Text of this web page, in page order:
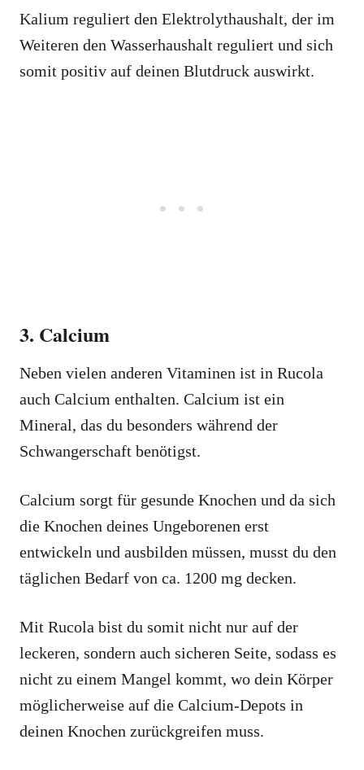
Kalium reguliert den Elektrolythaushalt, der im
Weiteren den Wasserhaushalt reguliert und sich
somit positiv auf deinen Blutdruck auswirkt.
3. Calcium
Neben vielen anderen Vitaminen ist in Rucola
auch Calcium enthalten. Calcium ist ein
Mineral, das du besonders während der
Schwangerschaft benötigst.
Calcium sorgt für gesunde Knochen und da sich
die Knochen deines Ungeborenen erst
entwickeln und ausbilden müssen, musst du den
täglichen Bedarf von ca. 1200 mg decken.
Mit Rucola bist du somit nicht nur auf der
leckeren, sondern auch sicheren Seite, sodass es
nicht zu einem Mangel kommt, wo dein Körper
möglicherweise auf die Calcium-Depots in
deinen Knochen zurückgreifen muss.